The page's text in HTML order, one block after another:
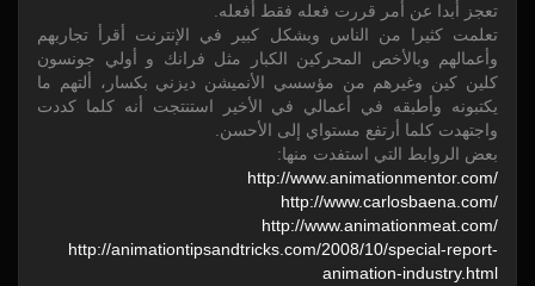
تعجز أبدا عن أمر قررت فعله فقط أفعله.
تعلمت كثيرا من الناس وبشكل كبير في الإنترنت أقرأ تجاربهم
وأعمالهم وبالأخص المحركين الكبار مثل فرانك و أولي جونسون
كلين كين وغيرهم من مؤسسي الأنميشن ديزني بكسار، ألتهم ما
يكتبونه وأطبقه في أعمالي في الأخير استنتجت أنه كلما كددت
واجتهدت كلما أرتفع مستواي إلى الأحسن.
بعض الروابط التي استفدت منها:
http://www.animationmentor.com/
http://www.carlosbaena.com/
http://www.animationmeat.com/
http://animationtipsandtricks.com/2008/10/special-report-
animation-industry.html